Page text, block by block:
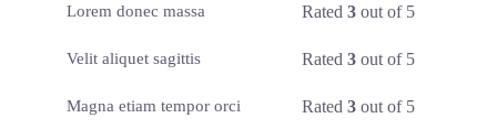
Lorem donec massa Rated3 out of 5
Velit aliquet sagittis Rated3 out of 5
Magna etiam tempor orci Rated3 out of 5